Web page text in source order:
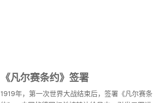
《凡尔赛条约》签署
1919年，第一次世界大战结束后，签署《凡尔赛条